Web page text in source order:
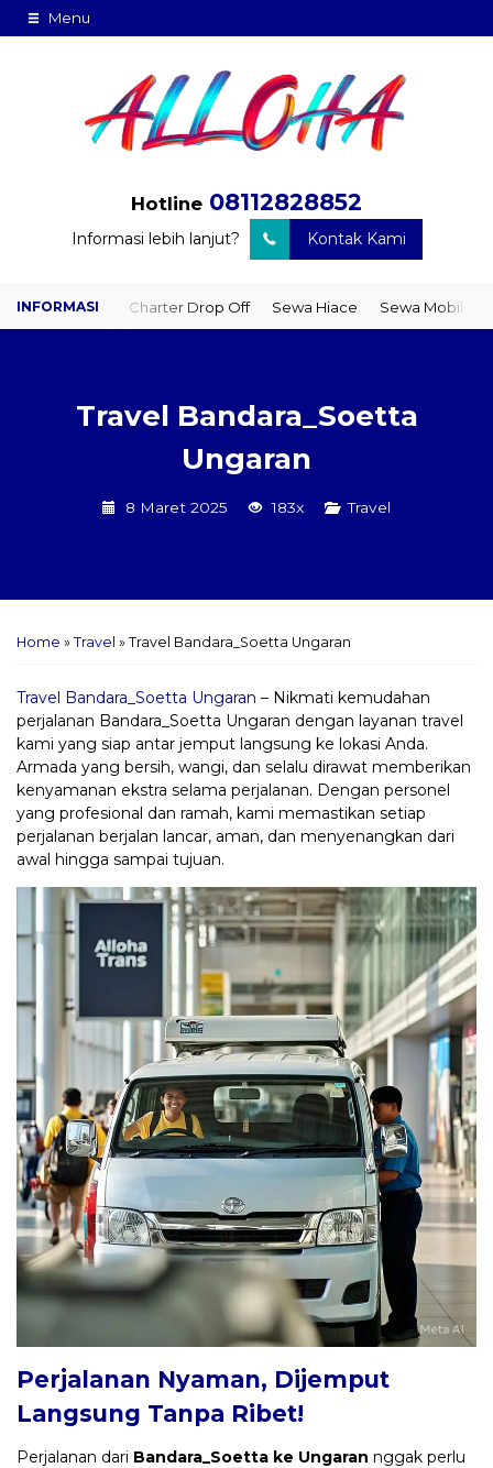
Menu
Hotline 08112828852
Informasi lebih lanjut? Kontak Kami
Charter Drop Off Sewa Hiace Sewa Mobil Plus Driver
Travel Bandara_Soetta
Ungaran
8 Maret 2025 183x Travel
Home » Travel » Travel Bandara_Soetta Ungaran
Travel Bandara_Soetta Ungaran – Nikmati kemudahan
perjalanan Bandara_Soetta Ungaran dengan layanan travel
kami yang siap antar jemput langsung ke lokasi Anda.
Armada yang bersih, wangi, dan selalu dirawat memberikan
kenyamanan ekstra selama perjalanan. Dengan personel
yang profesional dan ramah, kami memastikan setiap
perjalanan berjalan lancar, aman, dan menyenangkan dari
awal hingga sampai tujuan.
Perjalanan Nyaman, Dijemput
Langsung Tanpa Ribet!
Perjalanan dari Bandara_Soetta ke Ungaran nggak perlu